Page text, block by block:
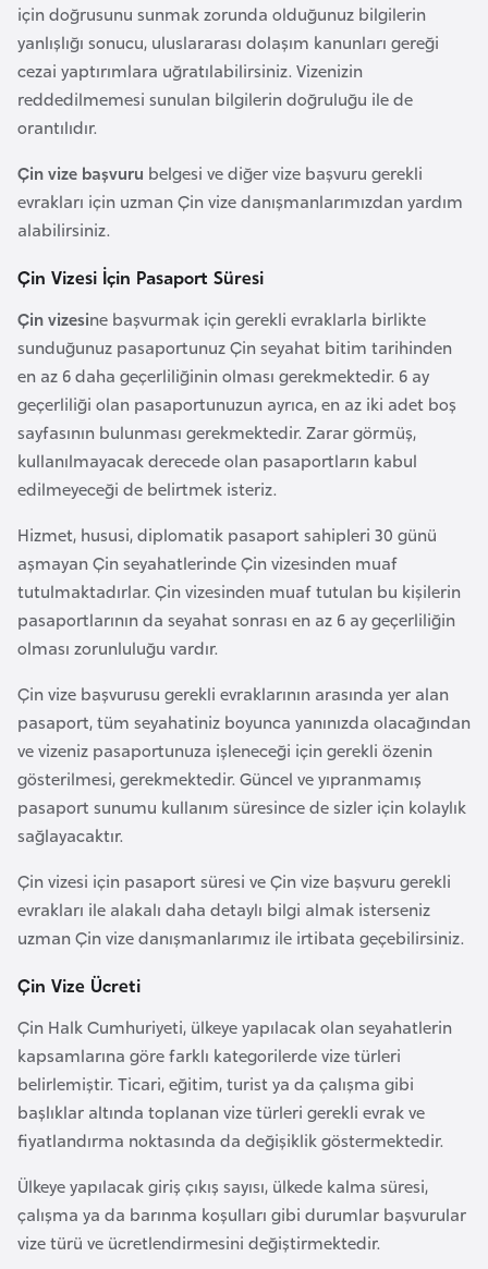
için doğrusunu sunmak zorunda olduğunuz bilgilerin
yanlışlığı sonucu, uluslararası dolaşım kanunları gereği
cezai yaptırımlara uğratılabilirsiniz. Vizenizin
reddedilmemesi sunulan bilgilerin doğruluğu ile de
orantılıdır.
Çin vize başvuru belgesi ve diğer vize başvuru gerekli
evrakları için uzman Çin vize danışmanlarımızdan yardım
alabilirsiniz.
Çin Vizesi İçin Pasaport Süresi
Çin vizesine başvurmak için gerekli evraklarla birlikte
sunduğunuz pasaportunuz Çin seyahat bitim tarihinden
en az 6 daha geçerliliğinin olması gerekmektedir. 6 ay
geçerliliği olan pasaportunuzun ayrıca, en az iki adet boş
sayfasının bulunması gerekmektedir. Zarar görmüş,
kullanılmayacak derecede olan pasaportların kabul
edilmeyeceği de belirtmek isteriz.
Hizmet, hususi, diplomatik pasaport sahipleri 30 günü
aşmayan Çin seyahatlerinde Çin vizesinden muaf
tutulmaktadırlar. Çin vizesinden muaf tutulan bu kişilerin
pasaportlarının da seyahat sonrası en az 6 ay geçerliliğin
olması zorunluluğu vardır.
Çin vize başvurusu gerekli evraklarının arasında yer alan
pasaport, tüm seyahatiniz boyunca yanınızda olacağından
ve vizeniz pasaportunuza işleneceği için gerekli özenin
gösterilmesi, gerekmektedir. Güncel ve yıpranmamış
pasaport sunumu kullanım süresince de sizler için kolaylık
sağlayacaktır.
Çin vizesi için pasaport süresi ve Çin vize başvuru gerekli
evrakları ile alakalı daha detaylı bilgi almak isterseniz
uzman Çin vize danışmanlarımız ile irtibata geçebilirsiniz.
Çin Vize Ücreti
Çin Halk Cumhuriyeti, ülkeye yapılacak olan seyahatlerin
kapsamlarına göre farklı kategorilerde vize türleri
belirlemiştir. Ticari, eğitim, turist ya da çalışma gibi
başlıklar altında toplanan vize türleri gerekli evrak ve
fiyatlandırma noktasında da değişiklik göstermektedir.
Ülkeye yapılacak giriş çıkış sayısı, ülkede kalma süresi,
çalışma ya da barınma koşulları gibi durumlar başvurular
vize türü ve ücretlendirmesini değiştirmektedir.
d
s
n
H
v
a
t
i
s
t
a
H
o
l
a
n
d
a
İ
n
g
i
t
e
I
a
k